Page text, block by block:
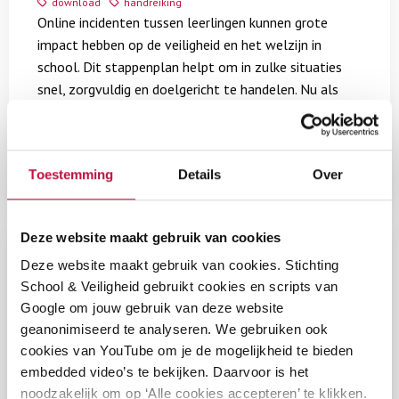
Toestemming Details Over
Deze website maakt gebruik van cookies
Deze website maakt gebruik van cookies. Stichting
School & Veiligheid gebruikt cookies en scripts van
Google om jouw gebruik van deze website
geanonimiseerd te analyseren. We gebruiken ook
cookies van YouTube om je de mogelijkheid te bieden
embedded video’s te bekijken. Daarvoor is het
noodzakelijk om op ‘Alle cookies accepteren’ te klikken.
incidenten
Online incidenten tussen leerlingen kunnen grote
impact hebben op de veiligheid en het welzijn in
school. Dit stappenplan helpt om in zulke situaties
snel, zorgvuldig en doelgericht te handelen. Nu als
€0,00
Lees
meer
over
Jongerenwerk
en
onderwijs
Artikel
Jongerenwerk en onderwijs
po vo go Toon nog 4 tags
Jongerenwerkers zijn onmisbare partners in het